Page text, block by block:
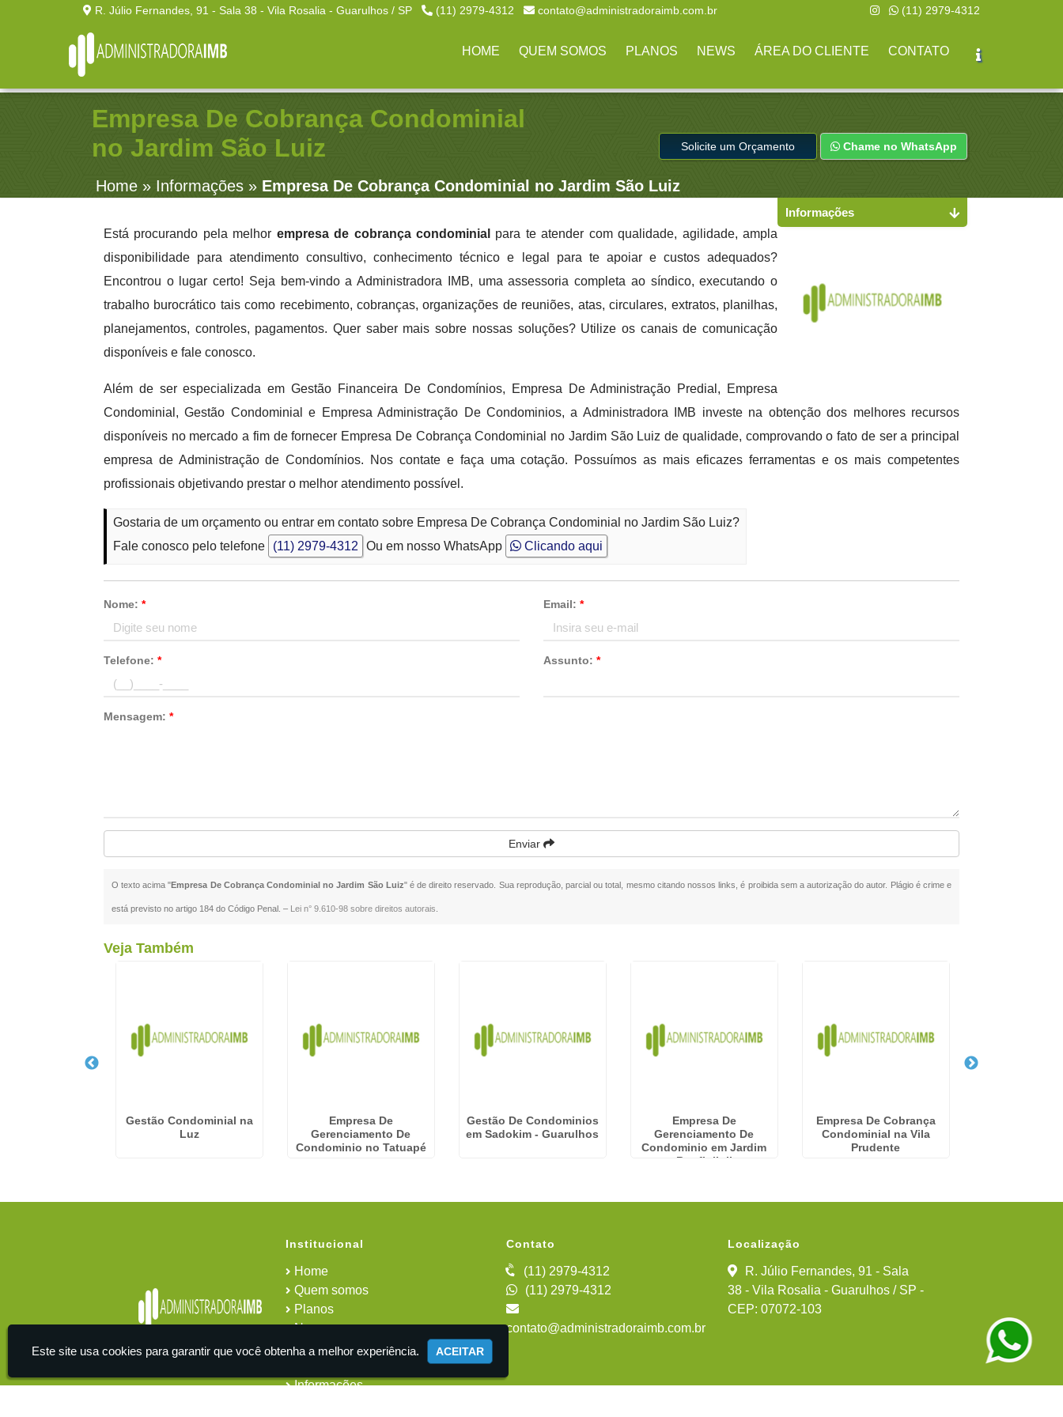
R. Júlio Fernandes, 91 - Sala 38 - Vila Rosalia - Guarulhos / SP (11) 2979-4312 contato@administradoraimb.com.br (11) 2979-4312
HOME QUEM SOMOS PLANOS NEWS ÁREA DO CLIENTE CONTATO
Empresa De Cobrança Condominial
no Jardim São Luiz
Home» Informações » Empresa De Cobrança Condominial no Jardim São Luiz
Solicite um Orçamento Chame no WhatsApp
Está procurando pela melhor empresa de cobrança condominial
para te atender com qualidade, agilidade, ampla
disponibilidade para atendimento consultivo, conhecimento técnico e legal para te apoiar e custos adequados?
Encontrou o lugar certo! Seja bem-vindo a Administradora IMB, uma assessoria completa ao síndico, executando o
trabalho burocrático tais como recebimento, cobranças, organizações de reuniões, atas, circulares, extratos, planilhas,
planejamentos, controles, pagamentos. Quer saber mais sobre nossas soluções? Utilize os canais de comunicação
disponíveis e fale conosco.
Além de ser especializada em Gestão Financeira De Condomínios, Empresa De Administração Predial, Empresa
Condominial, Gestão Condominial e Empresa Administração De Condominios, a Administradora IMB investe na obtenção dos melhores recursos
disponíveis no mercado a fim de fornecer Empresa De Cobrança Condominial no Jardim São Luiz de qualidade, comprovando o fato de ser a principal
empresa de Administração de Condomínios. Nos contate e faça uma cotação. Possuímos as mais eficazes ferramentas e os mais competentes
profissionais objetivando prestar o melhor atendimento possível.
Gostaria de um orçamento ou entrar em contato sobre Empresa De Cobrança Condominial no Jardim São Luiz?
Fale conosco pelo telefone
(11) 2979-4312 Ou em nosso WhatsApp Clicando aqui
Nome: * Email: *
Telefone: * Assunto: *
Mensagem: *
Enviar
O texto acima "Empresa De Cobrança Condominial no Jardim São Luiz" é de direito reservado. Sua reprodução, parcial ou total, mesmo citando nossos links, é proibida sem a autorização do autor. Plágio é crime e
está previsto no artigo 184 do Código Penal. – Lei n° 9.610-98 sobre direitos autorais
Informações
Veja Também
Gestão Condominial na
Luz
Empresa De
Gerenciamento De
Condominio no Tatuapé
Gestão De Condominios
em Sadokim - Guarulhos
Empresa De
Gerenciamento De
Condominio em Jardim
Bonfiglioli
Empresa De Cobrança
Condominial na Vila
Prudente
Institucional
Home
Quem somos
Planos
News
Área do cliente
Informações
Contato
(11) 2979-4312
(11) 2979-4312
contato@administradoraimb.com.br
Localização
R. Júlio Fernandes, 91 - Sala
38 - Vila Rosalia - Guarulhos / SP -
CEP: 07072-103
Este site usa cookies para garantir que você obtenha a melhor experiência. ACEITAR